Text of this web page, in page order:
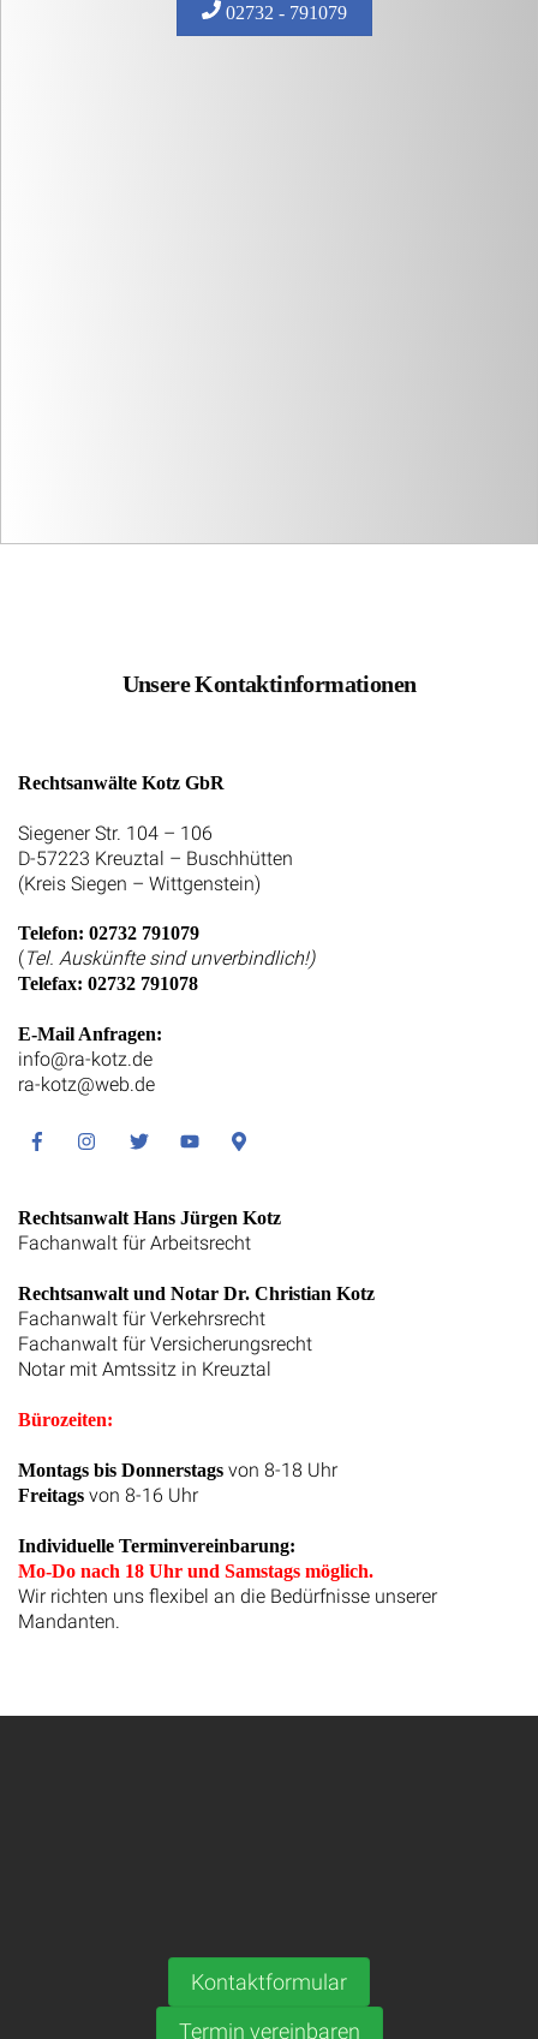
02732 - 791079
Unsere Kontaktinformationen
Rechtsanwälte Kotz GbR
Siegener Str. 104 – 106
D-57223 Kreuztal – Buschhütten
(Kreis Siegen – Wittgenstein)
Telefon: 02732 791079
(Tel. Auskünfte sind unverbindlich!)
Telefax: 02732 791078
E-Mail Anfragen:
info@ra-kotz.de
ra-kotz@web.de
FacebookInstagramTwitter YoutubeGoogle
Rechtsanwalt Hans Jürgen Kotz
Fachanwalt für Arbeitsrecht
Rechtsanwalt und Notar Dr. Christian Kotz
Fachanwalt für Verkehrsrecht
Fachanwalt für Versicherungsrecht
Notar mit Amtssitz in Kreuztal
Bürozeiten:
Montags bis Donnerstags von 8-18 Uhr
Freitags von 8-16 Uhr
Individuelle Terminvereinbarung:
Mo-Do nach 18 Uhr und Samstags möglich.
Wir richten uns flexibel an die Bedürfnisse unserer
Mandanten.
Kontaktformular
Termin vereinbaren